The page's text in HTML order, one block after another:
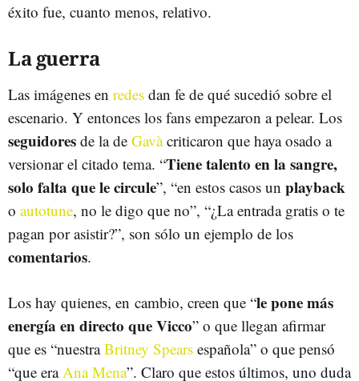
éxito fue, cuanto menos, relativo.
La guerra
Las imágenes en redes dan fe de qué sucedió sobre el
escenario. Y entonces los fans empezaron a pelear. Los
seguidores de la de Gavàcriticaron que haya osado a
versionar el citado tema. “Tiene talento en la sangre,
solo falta que le circule”, “en estos casos un playback
o autotune, no le digo que no”, “¿La entrada gratis o te
pagan por asistir?”, son sólo un ejemplo de los
comentarios.
Los hay quienes, en cambio, creen que “le pone más
energía en directo que Vicco” o que llegan afirmar
que es “nuestraBritney Spears española” o que pensó
“que eraAna Mena”. Claro que estos últimos, uno duda